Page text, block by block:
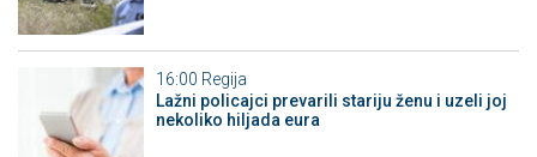
16:00 Regija
Lažni policajci prevarili stariju ženu i uzeli joj
nekoliko hiljada eura